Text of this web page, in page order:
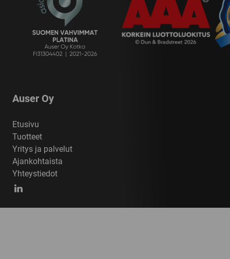
Auser Oy
Etusivu
Tuotteet
Yritys ja palvelut
Ajankohtaista
Yhteystiedot